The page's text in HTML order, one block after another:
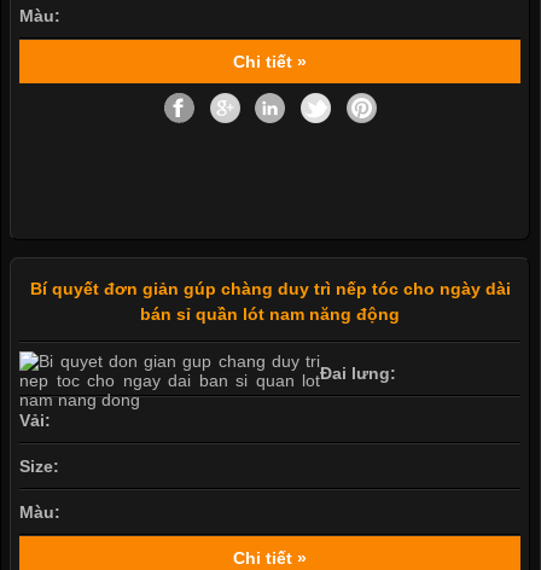
Màu:
Chi tiết »
Bí quyết đơn giản gúp chàng duy trì nếp tóc cho ngày dài
bán sỉ quần lót nam năng động
Đai lưng:
Vải:
Size:
Màu:
Chi tiết »